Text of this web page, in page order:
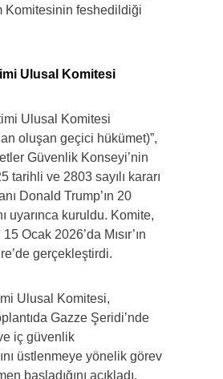
Komitesinin feshedildiği
Ulusal Komitesi
Ulusal Komitesi
oluşan geçici hükümet)”,
Güvenlik Konseyi’nin
tarihli ve 2803 sayılı kararı
Donald Trump’ın 20
uyarınca kuruldu. Komite,
15 Ocak 2026’da Mısır’ın
gerçekleştirdi.
Ulusal Komitesi,
Gazze Şeridi’nde
iç güvenlik
üstlenmeye yönelik görev
başladığını açıkladı.